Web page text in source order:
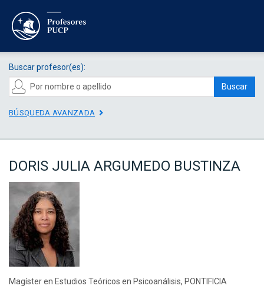
Buscar profesor(es):
Buscar
BÚSQUEDA AVANZADA
DORIS JULIA ARGUMEDO BUSTINZA
Magíster en Estudios Teóricos en Psicoanálisis, PONTIFICIA